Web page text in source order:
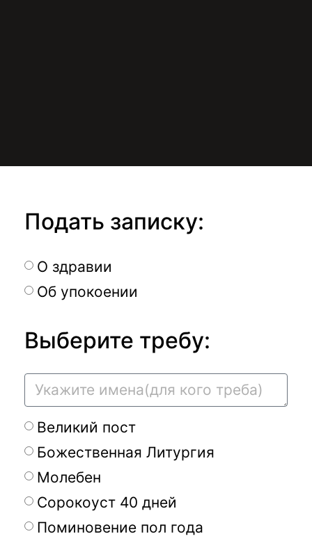
Подать записку:
О здравии
Об упокоении
Выберите требу:
Великий пост
Божественная Литургия
Молебен
Сорокоуст 40 дней
Поминовение пол года